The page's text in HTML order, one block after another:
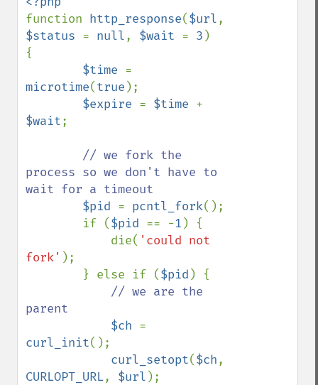
function http_response($url
$status = null, $wait = 3 )
{
$time
microtime(true );
$expire = $time
$wait;
// we fork the
process so we don't have to
wait for a timeout
$pid = pcntl_fork();
        if (
$pid == -1 ) {
            die(
'could not
fork' );
        } else if (
$pid ) {
// we are the
parent
$ch
curl_init();
curl_setopt($ch
CURLOPT_URL, $url );